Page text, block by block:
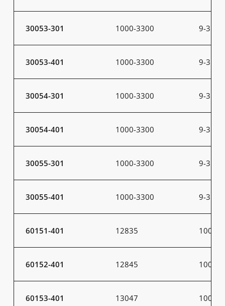
30053-301 1000-3300 9-31
30053-401 1000-3300 9-31
30054-301 1000-3300 9-31
30054-401 1000-3300 9-31
30055-301 1000-3300 9-31
30055-401 1000-3300 9-31
60151-401 12835 100
60152-401 12845 100
60153-401 13047 100